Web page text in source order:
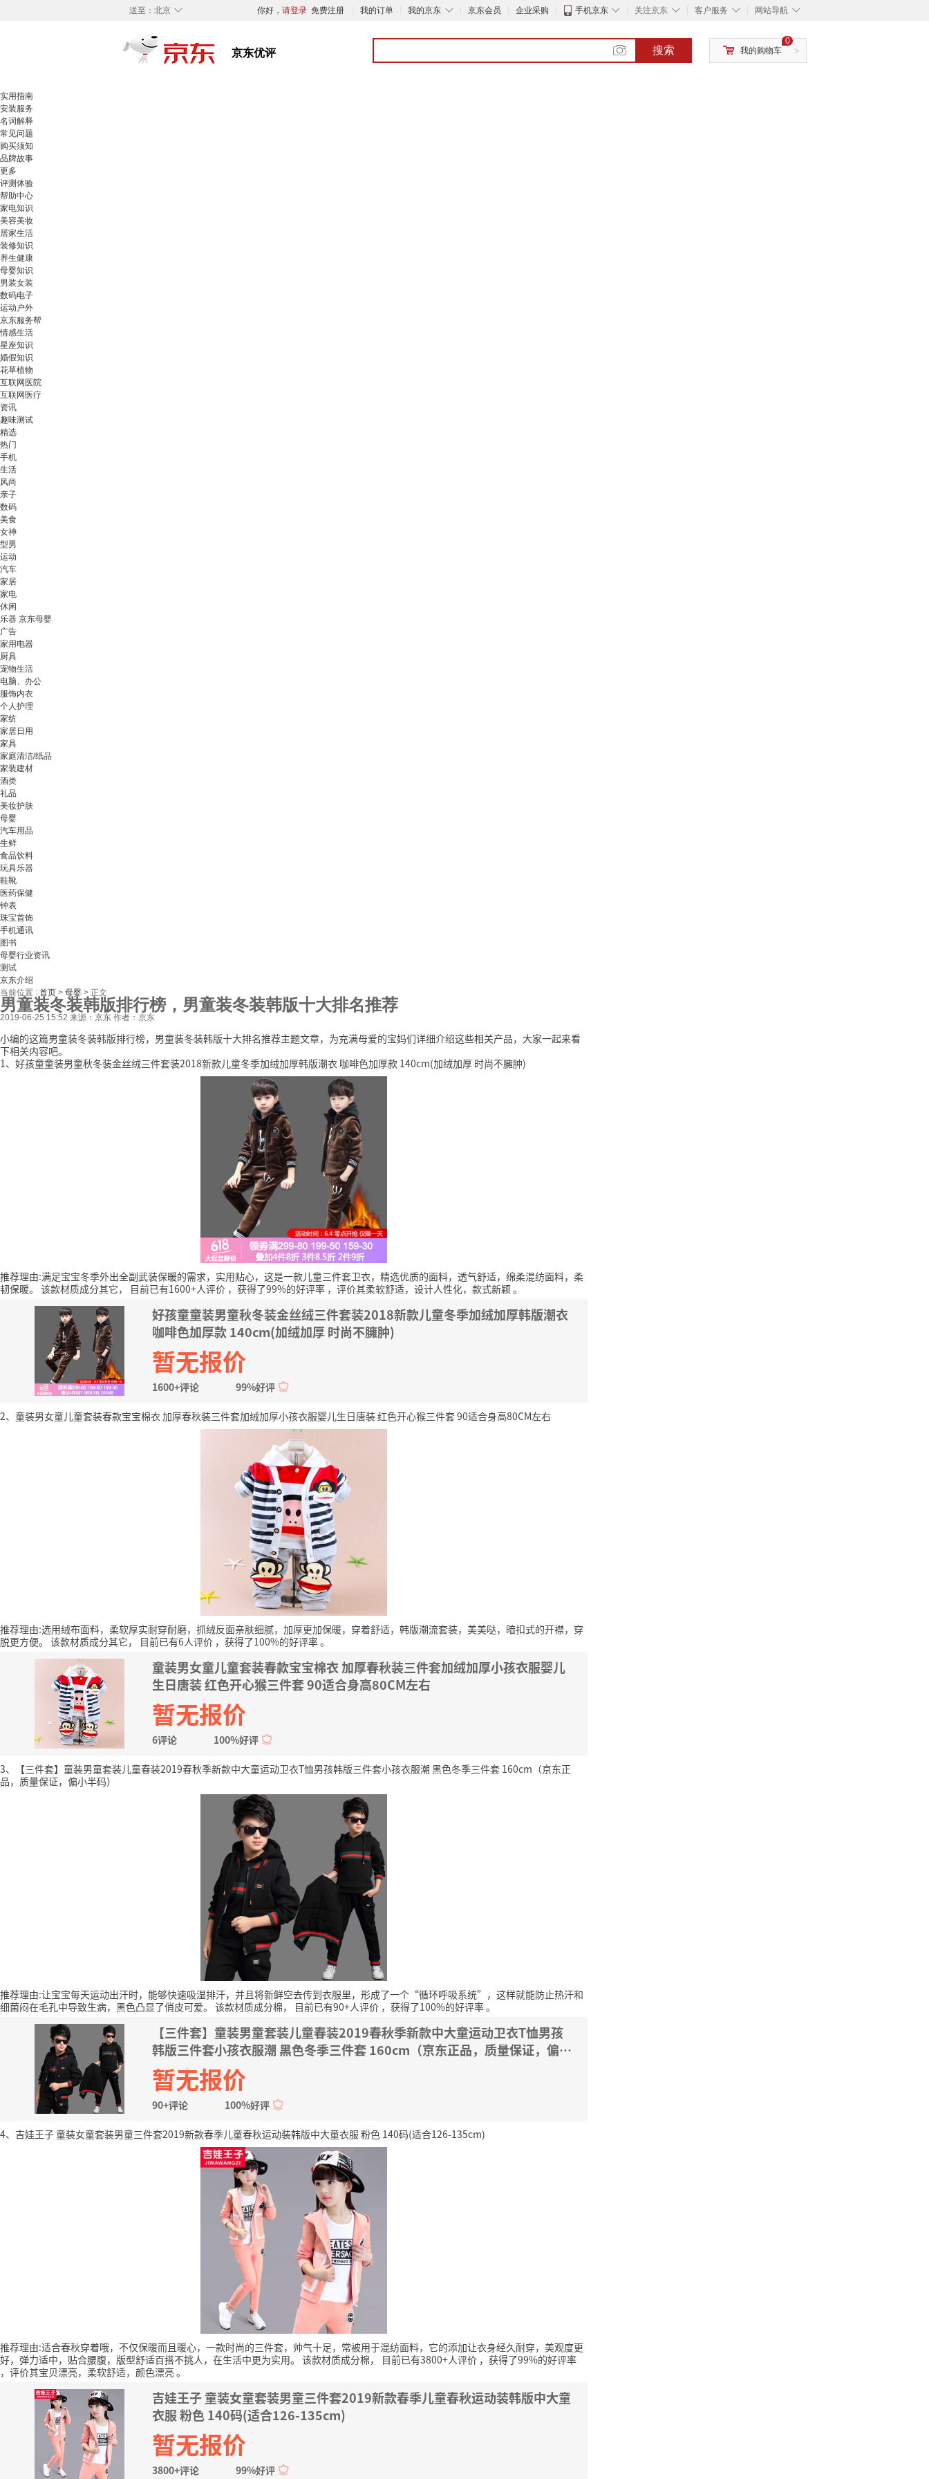
◇
送至： 北京 你好， 请登录 免费注册 我的订单 ◇
我的京东 京东会员 企业采购 ◇
手机京东 ◇
关注京东 ◇
客户服务 ◇
网站导航
搜索 >
0
我的购物车
实用指南
安装服务
名词解释
常见问题
购买须知
品牌故事
更多
评测体验
帮助中心
家电知识
美容美妆
居家生活
装修知识
养生健康
母婴知识
男装女装
数码电子
运动户外
京东服务帮
情感生活
星座知识
婚假知识
花草植物
互联网医院
互联网医疗
资讯
趣味测试
精选
热门
手机
生活
风尚
亲子
数码
美食
女神
型男
运动
汽车
家居
家电
休闲
乐器 京东母婴
广告
家用电器
厨具
宠物生活
电脑、办公
服饰内衣
个人护理
家纺
家居日用
家具
家庭清洁/纸品
家装建材
酒类
礼品
美妆护肤
母婴
汽车用品
生鲜
食品饮料
玩具乐器
鞋靴
医药保健
钟表
珠宝首饰
手机通讯
图书
母婴行业资讯
测试
京东介绍
当前位置 : 首页 > 母婴 > 正文
男童装冬装韩版排行榜，男童装冬装韩版十大排名推荐
2019-06-25 15:52 来源：京东 作者：京东
小编的这篇男童装冬装韩版排行榜，男童装冬装韩版十大排名推荐主题文章，为充满母爱的宝妈们详细介绍这些相关产品，大家一起来看
下相关内容吧。
1、好孩童童装男童秋冬装金丝绒三件套装2018新款儿童冬季加绒加厚韩版潮衣 咖啡色加厚款 140cm(加绒加厚 时尚不臃肿)
推荐理由:满足宝宝冬季外出全副武装保暖的需求，实用贴心，这是一款儿童三件套卫衣，精选优质的面料，透气舒适，绵柔混纺面料，柔
韧保暖。 该款材质成分其它， 目前已有1600+人评价 ，获得了99%的好评率 ，评价其柔软舒适，设计人性化，款式新颖。
好孩童童装男童秋冬装金丝绒三件套装2018新款儿童冬季加绒加厚韩版潮衣
咖啡色加厚款 140cm(加绒加厚 时尚不臃肿)
暂无报价
1600+评论 99%好评
2、童装男女童儿童套装春款宝宝棉衣 加厚春秋装三件套加绒加厚小孩衣服婴儿生日唐装 红色开心猴三件套 90适合身高80CM左右
推荐理由:选用绒布面料，柔软厚实耐穿耐磨，抓绒反面亲肤细腻，加厚更加保暖，穿着舒适，韩版潮流套装，美美哒，暗扣式的开襟，穿
脱更方便。 该款材质成分其它， 目前已有6人评价 ，获得了100%的好评率。
童装男女童儿童套装春款宝宝棉衣 加厚春秋装三件套加绒加厚小孩衣服婴儿
生日唐装 红色开心猴三件套 90适合身高80CM左右
暂无报价
6评论 100%好评
3、【三件套】童装男童套装儿童春装2019春秋季新款中大童运动卫衣T恤男孩韩版三件套小孩衣服潮 黑色冬季三件套 160cm（京东正
品，质量保证，偏小半码）
推荐理由:让宝宝每天运动出汗时，能够快速吸湿排汗，并且将新鲜空去传到衣服里，形成了一个“循环呼吸系统”，这样就能防止热汗和
细菌闷在毛孔中导致生病，黑色凸显了俏皮可爱。 该款材质成分棉， 目前已有90+人评价 ，获得了100%的好评率。
【三件套】童装男童套装儿童春装2019春秋季新款中大童运动卫衣T恤男孩
韩版三件套小孩衣服潮 黑色冬季三件套 160cm（京东正品，质量保证，偏小
半码）
暂无报价
90+评论 100%好评
4、吉娃王子 童装女童套装男童三件套2019新款春季儿童春秋运动装韩版中大童衣服 粉色 140码(适合126-135cm)
推荐理由:适合春秋穿着哦，不仅保暖而且暖心，一款时尚的三件套，帅气十足，常被用于混纺面料，它的添加让衣身经久耐穿，美观度更
好，弹力适中，贴合腰腹，版型舒适百搭不挑人，在生活中更为实用。 该款材质成分棉， 目前已有3800+人评价 ，获得了99%的好评率
，评价其宝贝漂亮，柔软舒适，颜色漂亮 。
吉娃王子 童装女童套装男童三件套2019新款春季儿童春秋运动装韩版中大童
衣服 粉色 140码(适合126-135cm)
暂无报价
3800+评论 99%好评